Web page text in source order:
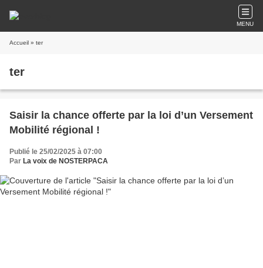
MENU
Accueil » ter
ter
Saisir la chance offerte par la loi d’un Versement
Mobilité régional !
Publié le 25/02/2025 à 07:00
Par La voix de NOSTERPACA